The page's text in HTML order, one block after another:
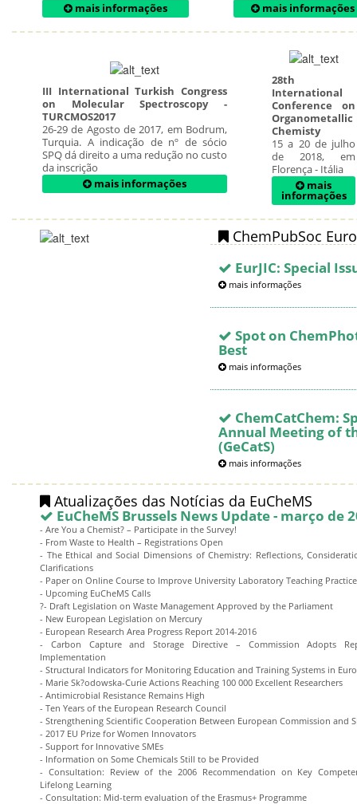
mais informações
mais informações
III International Turkish Congress
on Molecular Spectroscopy -
TURCMOS2017
26-29 de Agosto de 2017, em Bodrum,
Turquia. A indicação de nº de sócio
SPQ dá direito a uma redução no custo
da inscrição
mais informações
28th
International
Conference on
Organometallic
Chemisty
15 a 20 de julho
de 2018, em
Florença - Itália
mais
informações
ChemPubSoc
EurJIC: Special
mais informações
Spot on
Best
mais informações
ChemCatChem:
Annual Meeting of
(GeCatS)
mais informações
Atualizações das Notícias da EuCheMS
EuCheMS Brussels News Update - março de
- Are You a Chemist? – Participate in the Survey!
- From Waste to Health – Registrations Open
- The Ethical and Social Dimensions of Chemistry: Reflections,
Clarifications
- Paper on Online Course to Improve University Laboratory Teaching Practice
- Upcoming EuCheMS Calls
?- Draft Legislation on Waste Management Approved by the Parliament
- New European Legislation on Mercury
- European Research Area Progress Report 2014-2016
- Carbon Capture and Storage Directive – Commission Adopts
Implementation
- Structural Indicators for Monitoring Education and Training Systems in
- Marie Sk?odowska-Curie Actions Reaching 100 000 Excellent Researchers
- Antimicrobial Resistance Remains High
- Ten Years of the European Research Council
- Strengthening Scientific Cooperation Between European Commission and
- 2017 EU Prize for Women Innovators
- Support for Innovative SMEs
- Information on Some Chemicals Still to be Provided
- Consultation: Review of the 2006 Recommendation on Key
Lifelong Learning
- Consultation: Mid-term evaluation of the Erasmus+ Programme